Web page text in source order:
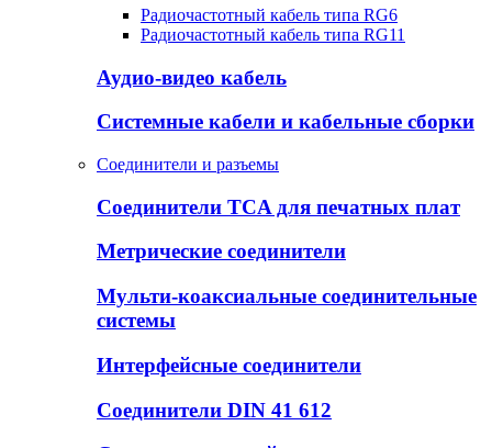
Радиочастотный кабель типа RG6
Радиочастотный кабель типа RG11
Аудио-видео кабель
Системные кабели и кабельные сборки
Соединители и разъемы
Соединители TCA для печатных плат
Метрические соединители
Мульти-коаксиальные соединительные
системы
Интерфейсные соединители
Соединители DIN 41 612